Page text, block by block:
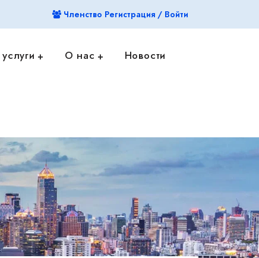
Членство Регистрация / Войти
О нас Новости